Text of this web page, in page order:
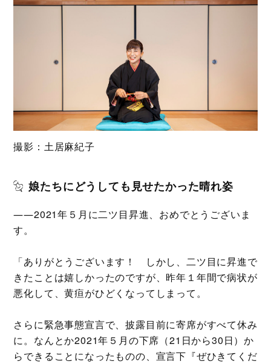
撮影：土居麻紀子
娘たちにどうしても見せたかった晴れ姿
――2021年５月に二ツ目昇進、おめでとうございま
す。
「ありがとうございます！ しかし、二ツ目に昇進で
きたことは嬉しかったのですが、昨年１年間で病状が
悪化して、黄疸がひどくなってしまって。
さらに緊急事態宣言で、披露目前に寄席がすべて休み
に。なんとか2021年５月の下席（21日から30日）か
らできることになったものの、宣言下『ぜひきてくだ